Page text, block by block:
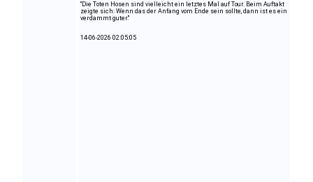
"Die Toten Hosen sind vielleicht ein letztes Mal auf Tour. Beim Auftakt
zeigte sich: Wenn das der Anfang vom Ende sein sollte, dann ist es ein
verdammt guter."
14-06-2026 02:05:05